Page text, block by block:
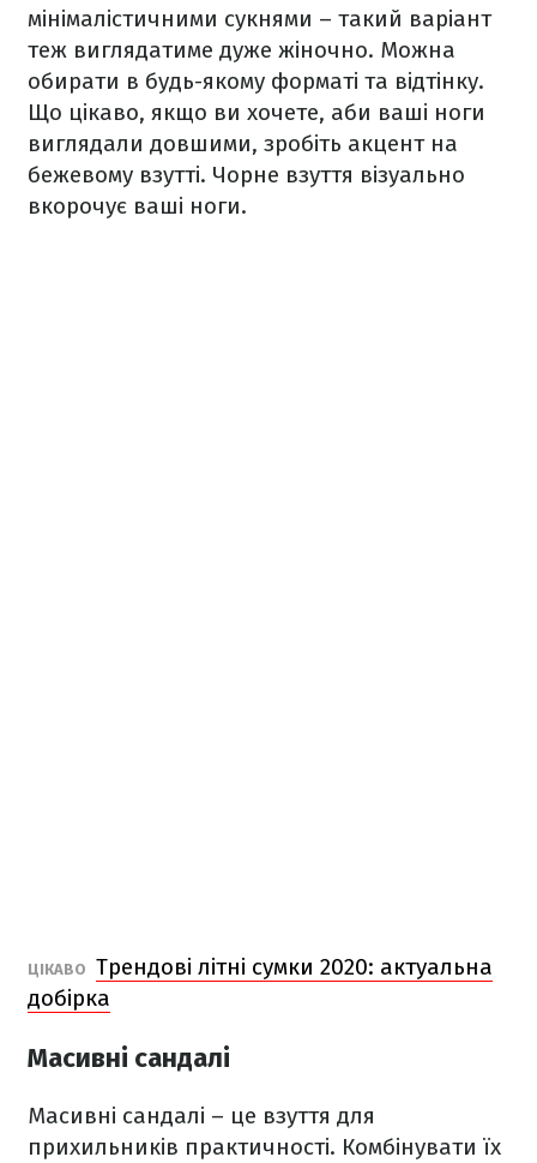
мінімалістичними сукнями – такий варіант
теж виглядатиме дуже жіночно. Можна
обирати в будь-якому форматі та відтінку.
Що цікаво, якщо ви хочете, аби ваші ноги
виглядали довшими, зробіть акцент на
бежевому взутті. Чорне взуття візуально
вкорочує ваші ноги.
ЦІКАВО Трендові літні сумки 2020: актуальна
добірка
Масивні сандалі
Масивні сандалі – це взуття для
прихильників практичності. Комбінувати їх